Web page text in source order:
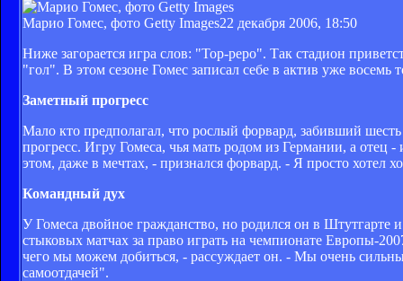
Марио Гомес, фото Getty Images22 декабря 2006, 18:50
Ниже загорается игра слов: "Тор-реро". Так стадион
"гол". В этом сезоне Гомес записал себе в актив уже восемь
Заметный прогресс
Мало кто предполагал, что рослый форвард, забивший
прогресс. Игру Гомеса, чья мать родом из Германии, а
этом, даже в мечтах, - признался форвард. - Я просто хотел
Командный дух
У Гомеса двойное гражданство, но родился он в
стыковых матчах за право играть на чемпионате Европы-
чего мы можем добиться, - рассуждает он. - Мы очень сильны
самоотдачей".